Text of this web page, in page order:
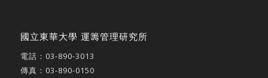
國立東華大學 運籌管理研究所
電話： 03-890-3013
傳真：03-890-0150